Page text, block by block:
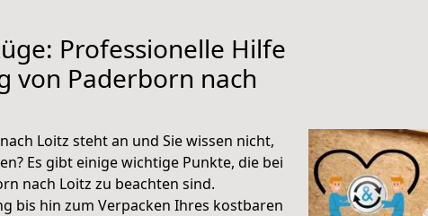
Professionelle Hilfe
von Paderborn nach
Loitz steht an und Sie wissen nicht,
Es gibt einige wichtige Punkte, die bei
nach Loitz zu beachten sind.
bis hin zum Verpacken Ihres kostbaren